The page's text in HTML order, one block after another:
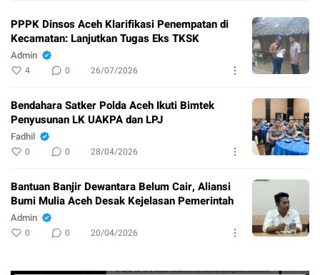
PPPK Dinsos Aceh Klarifikasi Penempatan di
Kecamatan: Lanjutkan Tugas Eks TKSK
Admin
4 0 26/07/2026
Bendahara Satker Polda Aceh Ikuti Bimtek
Penyusunan LK UAKPA dan LPJ
Fadhil
0 0 28/04/2026
Bantuan Banjir Dewantara Belum Cair, Aliansi
Bumi Mulia Aceh Desak Kejelasan Pemerintah
Admin
0 0 20/04/2026